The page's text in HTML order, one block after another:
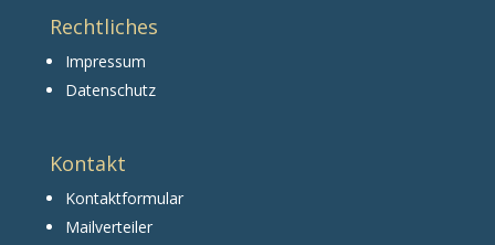
Rechtliches
Impressum
Datenschutz
Kontakt
Kontaktformular
Mailverteiler